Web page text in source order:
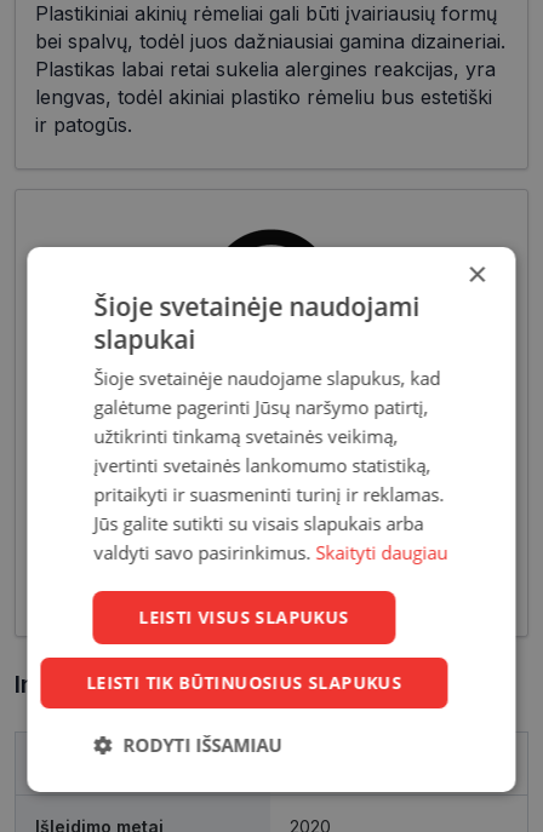
Plastikiniai akinių rėmeliai gali būti įvairiausių formų
bei spalvų, todėl juos dažniausiai gamina dizaineriai.
Plastikas labai retai sukelia alergines reakcijas, yra
lengvas, todėl akiniai plastiko rėmeliu bus estetiški
ir patogūs.
Akiniai moterims dažniausiai pasižymi subtiliais
dizaino elementais, suteikiančiais harmoningą bei
moterišką įvaizdį. Šiandien dienai stilių bei medžiagų
įvairovė leidžia akinių dizaineriams pristatyti Jums
tiek klasikinių, tiek netikėčiausių ir drąsiausių
sprendimų akinių rėmelių. Tai ne tik regėjimo
korekcija, tačiau ir stilingas kasdieninės išvaizdos
akcentas.
Informacija apie prekę
Išleidimo metai 2020
×
Šioje svetainėje naudojami
slapukai
Šioje svetainėje naudojame slapukus, kad
galėtume pagerinti Jūsų naršymo patirtį,
užtikrinti tinkamą svetainės veikimą,
įvertinti svetainės lankomumo statistiką,
pritaikyti ir suasmeninti turinį ir reklamas.
Jūs galite sutikti su visais slapukais arba
valdyti savo pasirinkimus. Skaityti daugiau
LEISTI VISUS SLAPUKUS
LEISTI TIK BŪTINUOSIUS SLAPUKUS
RODYTI IŠSAMIAU
Būtinieji
slapukai
Statistikos
slapukai
Rinkodaros